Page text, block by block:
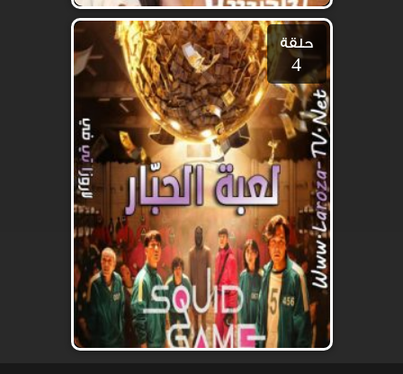
حلقة
4